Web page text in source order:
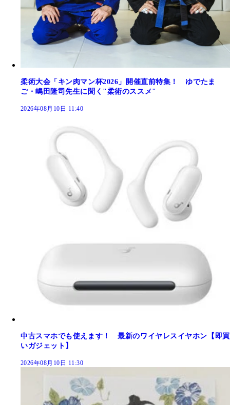
柔術大会「キン肉マン杯2026」開催直前特集！ ゆでたま
ご・嶋田隆司先生に聞く"柔術のススメ"
2026年08月10日 11:40
中古スマホでも使えます！ 最新のワイヤレスイヤホン【即買
いガジェット】
2026年08月10日 11:30